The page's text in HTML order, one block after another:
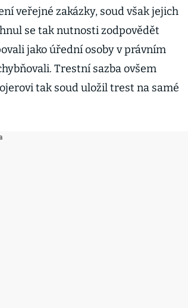
veřejné zakázky, soud však jejich
se tak nutnosti zodpovědět
jako úřední osoby v právním
Trestní sazba ovšem
tak soud uložil trest na samé